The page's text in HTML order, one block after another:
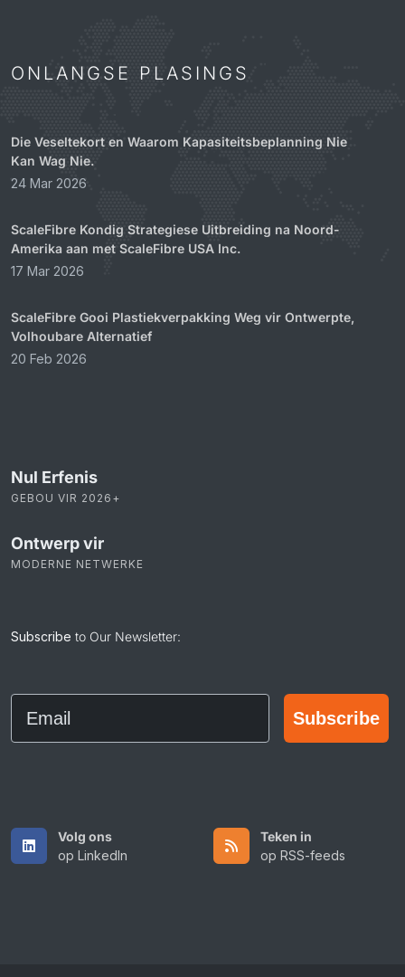
ONLANGSE PLASINGS
Die Veseltekort en Waarom Kapasiteitsbeplanning Nie
Kan Wag Nie.
24 Mar 2026
ScaleFibre Kondig Strategiese Uitbreiding na Noord-
Amerika aan met ScaleFibre USA Inc.
17 Mar 2026
ScaleFibre Gooi Plastiekverpakking Weg vir Ontwerpte,
Volhoubare Alternatief
20 Feb 2026
Nul Erfenis
GEBOU VIR 2026+
Ontwerp vir
MODERNE NETWERKE
Subscribe to Our Newsletter:
Email
Subscribe
Volg ons
op LinkedIn
Teken in
op RSS-feeds